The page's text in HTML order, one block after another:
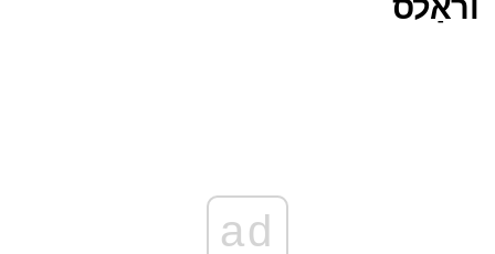
ad